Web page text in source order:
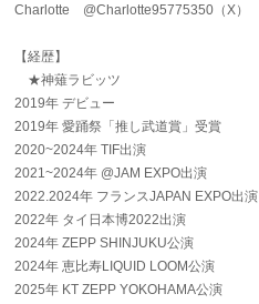
Charlotte @Charlotte95775350（X）
【経歴】
★神薙ラビッツ
2019年 デビュー
2019年 愛踊祭「推し武道賞」受賞
2020~2024年 TIF出演
2021~2024年 @JAM EXPO出演
2022.2024年 フランスJAPAN EXPO出演
2022年 タイ日本博2022出演
2024年 ZEPP SHINJUKU公演
2024年 恵比寿LIQUID LOOM公演
2025年 KT ZEPP YOKOHAMA公演